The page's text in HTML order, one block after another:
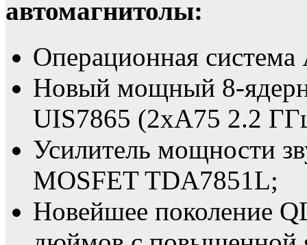
автомагнитолы:
Операционная
Новый мощный 8-
UIS7865 (2xA75 2.2
Усилитель мощности
MOSFET TDA7851L;
Новейшее поколение